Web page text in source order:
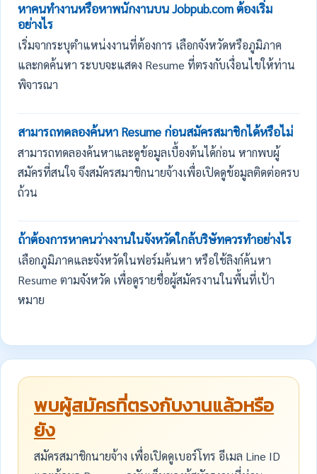
หาคนทำงานหรือหาพนักงานบน Jobpub.com ต้องเริ่ม
อย่างไร
เริ่มจากระบุตำแหน่งงานที่ต้องการ เลือกจังหวัดหรือภูมิภาค
และกดค้นหา ระบบจะแสดง Resume ที่ตรงกับเงื่อนไขให้ท่าน
พิจารณา
สามารถทดลองค้นหา Resume ก่อนสมัครสมาชิกได้หรือไม่
สามารถทดลองค้นหาและดูข้อมูลเบื้องต้นได้ก่อน หากพบผู้
สมัครที่สนใจ จึงสมัครสมาชิกนายจ้างเพื่อเปิดดูข้อมูลติดต่อครบ
ถ้วน
ถ้าต้องการหาคนว่างงานในจังหวัดใกล้บริษัทควรทำอย่างไร
เลือกภูมิภาคและจังหวัดในฟอร์มค้นหา หรือใช้ลิงก์ค้นหา
Resume ตามจังหวัด เพื่อดูรายชื่อผู้สมัครงานในพื้นที่เป้า
หมาย
พบผู้สมัครที่ตรงกับงานแล้วหรือ
ยัง
สมัครสมาชิกนายจ้าง เพื่อเปิดดูเบอร์โทร อีเมล Line ID